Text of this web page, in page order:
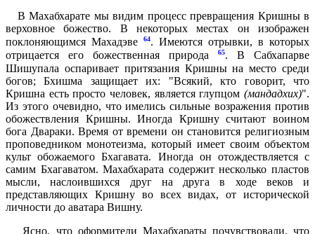
В Махабхарате мы видим процесс превращения Кришны в
верховное божество. В некоторых местах он изображен
поклоняющимся Махадэве
64. Имеются отрывки, в которых
отрицается его божественная природа
65. В Сабхапарве
Шишупала оспаривает притязания Кришны на место среди
богов; Бхишма защищает их: "Всякий, кто говорит, что
Кришна есть просто человек, является глупцом (мандадхих)".
Из этого очевидно, что имелись сильные возражения против
обожествления Кришны. Иногда Кришну считают воином
бога Двараки. Время от времени он становится религиозным
проповедником монотеизма, который имеет своим объектом
культ обожаемого Бхагавата. Иногда он отождествляется с
самим Бхагаватом. Махабхарата содержит несколько пластов
мысли, наслоившихся друг на друга в ходе веков и
представляющих Кришну во всех видах, от исторической
личности до аватара Вишну.
Ясно, что оформители Махабхараты почувствовали, что